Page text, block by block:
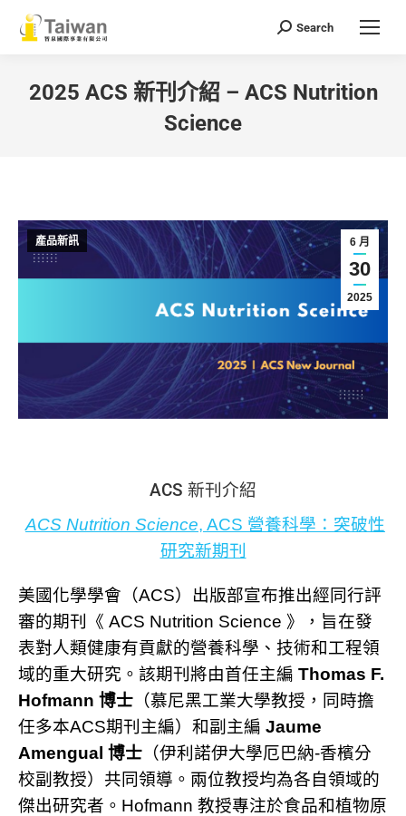
Search:
Search
2025 ACS 新刊介紹 – ACS Nutrition
Science
6 月
30
2025
產品新訊
ACS 新刊介紹
ACS Nutrition Science, ACS 營養科學：突破性
研究新期刊
美國化學學會（ACS）出版部宣布推出經同行評
審的期刊《 ACS Nutrition Science 》，旨在發
表對人類健康有貢獻的營養科學、技術和工程領
域的重大研究。該期刊將由首任主編 Thomas F.
Hofmann 博士 （慕尼黑工業大學教授，同時擔
任多本ACS期刊主編）和副主編 Jaume
Amengual 博士 （伊利諾伊大學厄巴納-香檳分
校副教授）共同領導。兩位教授均為各自領域的
傑出研究者。Hofmann 教授專注於食品和植物原